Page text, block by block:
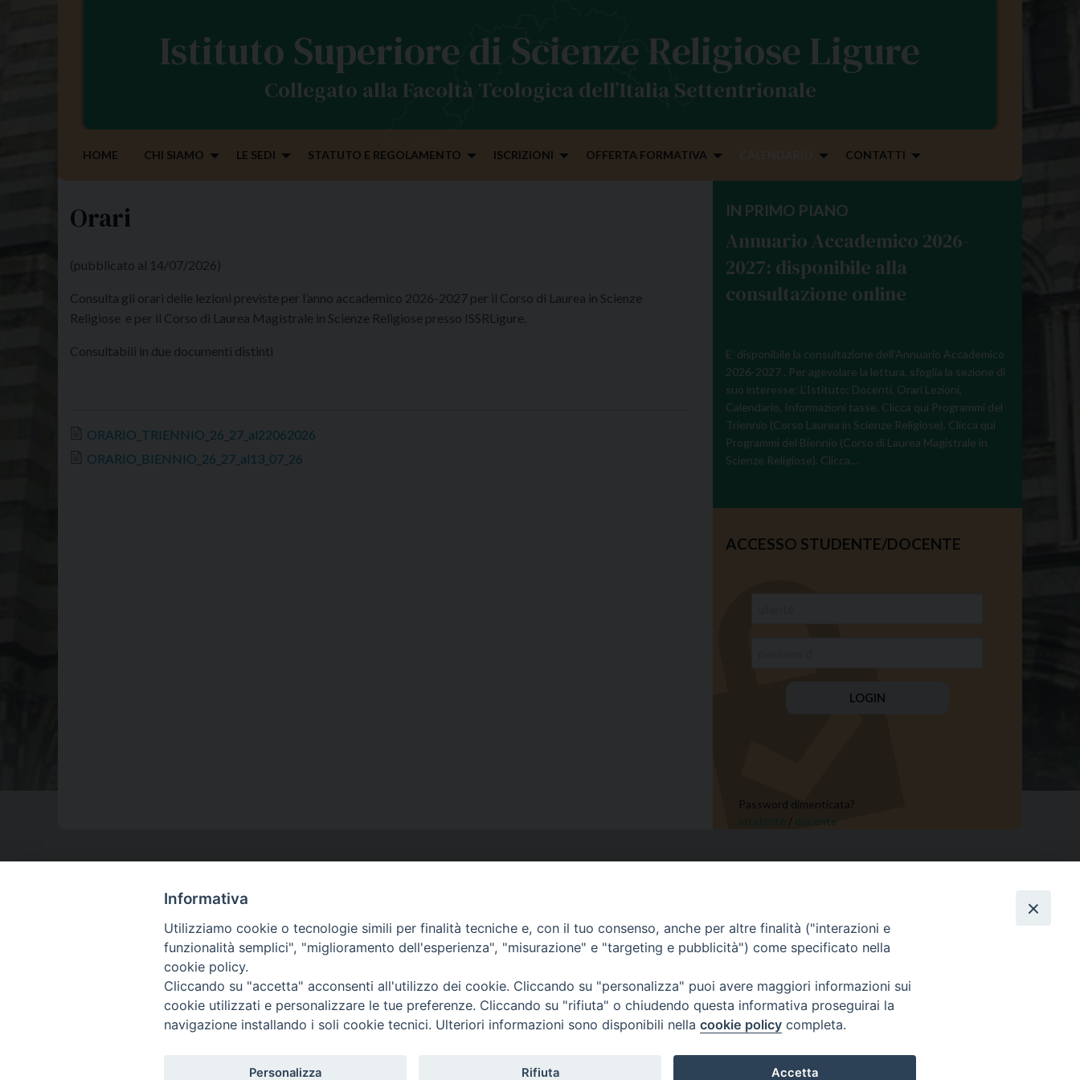
Istituto Superiore di Scienze Religiose Ligure
Collegato alla Facoltà Teologica dell’Italia Settentrionale
HOME CHI SIAMO LE SEDI STATUTO E REGOLAMENTO ISCRIZIONI OFFERTA FORMATIVA CONTATTI
Orari
(pubblicato al 14/07/2026)
Consulta gli orari delle lezioni previste per l’anno accademico 2026-2027 per il Corso di Laurea in Scienze
Religiose e per il Corso di Laurea Magistrale in Scienze Religiose presso ISSRLigure.
Consultabili in due documenti distinti
ORARIO_TRIENNIO_26_27_al22062026
ORARIO_BIENNIO_26_27_al13_07_26
IN PRIMO PIANO
Annuario Accademico 2026-
2027: disponibile alla
consultazione online
E’ disponibile la consultazione dell’Annuario Accademico
2026-2027 . Per agevolare la lettura, sfoglia la sezione di
suo interesse: L’Istituto: Docenti, Orari Lezioni,
Calendario, Informazioni tasse. Clicca qui Programmi del
Triennio (Corso Laurea in Scienze Religiose). Clicca qui
Programmi del Biennio (Corso di Laurea Magistrale in
Scienze Religiose). Clicca…
ACCESSO STUDENTE/DOCENTE
Password dimenticata?
studente / docente
Istituto Superiore
di Scienze Religiose
Polo Didattico FAD Albenga
Via G. Galilei 36 Albenga (SV) - tel 334 5716127 – mail: issralbenga@gmail.com
Polo Didattico FAD La Spezia
Via Malaspina n 1 La Spezia - tel e fax 0187 735485 mail:
Informativa
Utilizziamo cookie o tecnologie simili per finalità tecniche e, con il tuo consenso, anche per altre finalità ("interazioni e
funzionalità semplici", "miglioramento dell'esperienza", "misurazione" e "targeting e pubblicità") come specificato nella
cookie policy.
Cliccando su "accetta" acconsenti all'utilizzo dei cookie. Cliccando su "personalizza" puoi avere maggiori informazioni sui
cookie utilizzati e personalizzare le tue preferenze. Cliccando su "rifiuta" o chiudendo questa informativa proseguirai la
navigazione installando i soli cookie tecnici. Ulteriori informazioni sono disponibili nella cookie policy completa.
Personalizza Rifiuta Accetta